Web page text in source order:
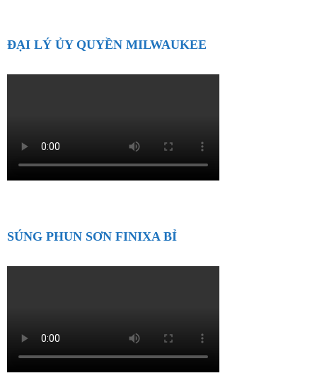
ĐẠI LÝ ỦY QUYỀN MILWAUKEE
SÚNG PHUN SƠN FINIXA BỈ